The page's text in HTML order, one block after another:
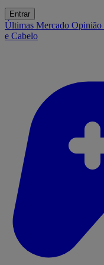
Entrar
Últimas Mercado Opinião
e Cabelo